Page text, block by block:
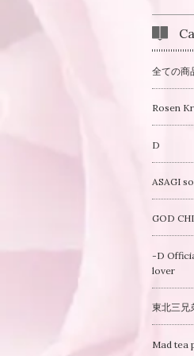
全ての商
Rosen
D
ASAGI
GOD
-D
lover
東北三兄
Mad tea